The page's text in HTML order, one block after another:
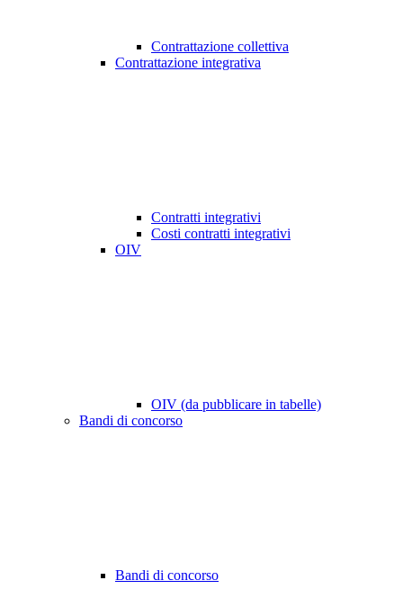
Contrattazione collettiva
Contrattazione integrativa
Contratti integrativi
Costi contratti integrativi
OIV
OIV (da pubblicare in tabelle)
Bandi di concorso
Bandi di concorso